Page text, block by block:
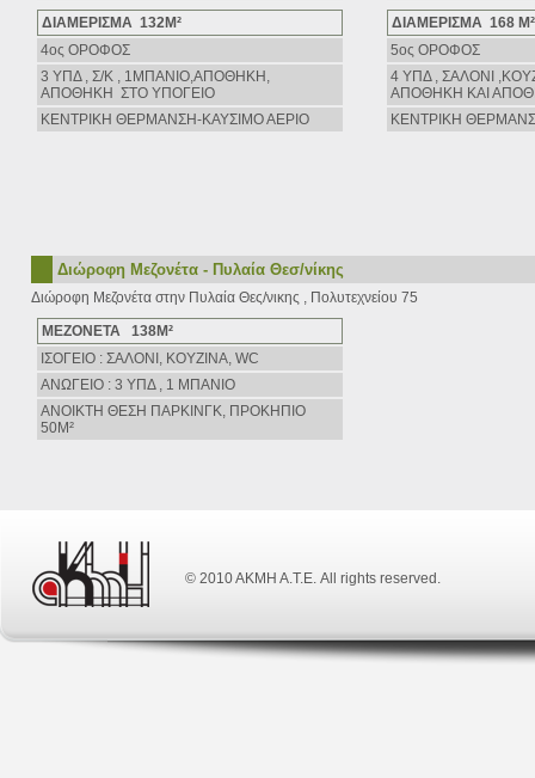
ΔΙΑΜΕΡΙΣΜΑ 132Μ²
4ος ΟΡΟΦΟΣ
3 ΥΠΔ , Σ/Κ , 1ΜΠΑΝΙΟ,ΑΠΟΘΗΚΗ,
AΠΟΘΗΚΗ ΣΤΟ ΥΠΟΓΕΙΟ
ΚΕΝΤΡΙΚΗ ΘΕΡΜΑΝΣΗ-ΚΑΥΣΙΜΟ ΑΕΡΙΟ
ΔΙΑΜΕΡΙΣΜΑ 168 Μ²
5ος ΟΡΟΦΟΣ
4 ΥΠΔ , ΣΑΛΟΝΙ
AΠΟΘΗΚΗ ΚΑΙ
ΚΕΝΤΡΙΚΗ
Διώροφη Μεζονέτα - Πυλαία Θεσ/νίκης
Διώροφη Μεζονέτα στην Πυλαία Θες/νικης , Πολυτεχνείου 75
ΜΕΖΟΝΕΤΑ 138Μ²
ΙΣΟΓΕΙΟ : ΣΑΛΟΝΙ, ΚΟΥΖΙΝΑ, WC
ΑΝΩΓΕΙΟ : 3 ΥΠΔ , 1 ΜΠΑΝΙΟ
ΑΝΟΙΚΤΗ ΘΕΣΗ ΠΑΡΚΙΝΓΚ, ΠΡΟΚΗΠΙΟ
50Μ²
© 2010 ΑΚΜΗ Α.Τ.Ε. All rights reserved.